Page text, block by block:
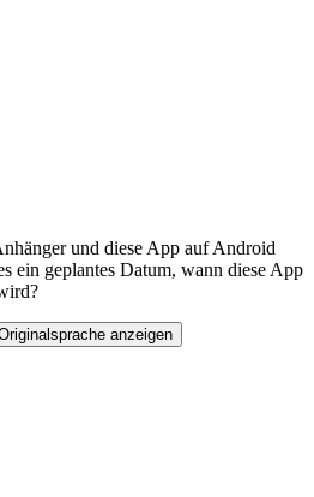
und diese App auf Android
ein geplantes Datum, wann diese App
anzeigen